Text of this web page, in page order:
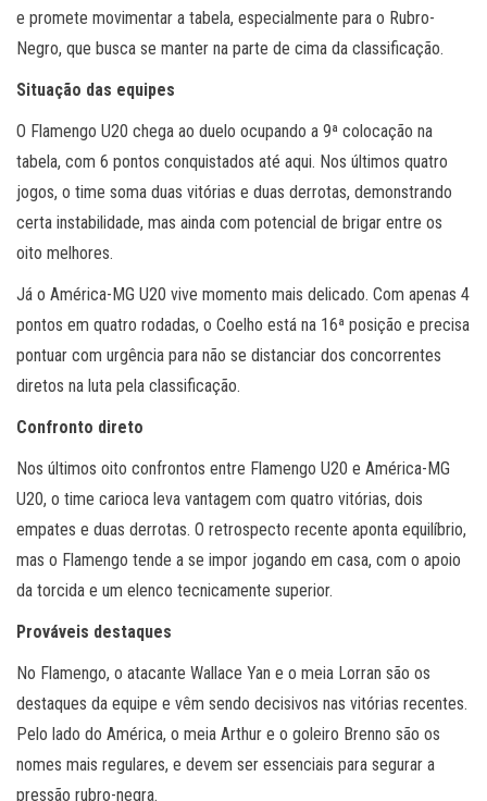
e promete movimentar a tabela, especialmente para o Rubro-
Negro, que busca se manter na parte de cima da classificação.
Situação das equipes
O Flamengo U20 chega ao duelo ocupando a 9ª colocação na
tabela, com 6 pontos conquistados até aqui. Nos últimos quatro
jogos, o time soma duas vitórias e duas derrotas, demonstrando
certa instabilidade, mas ainda com potencial de brigar entre os
oito melhores.
Já o América-MG U20 vive momento mais delicado. Com apenas 4
pontos em quatro rodadas, o Coelho está na 16ª posição e precisa
pontuar com urgência para não se distanciar dos concorrentes
diretos na luta pela classificação.
Confronto direto
Nos últimos oito confrontos entre Flamengo U20 e América-MG
U20, o time carioca leva vantagem com quatro vitórias, dois
empates e duas derrotas. O retrospecto recente aponta equilíbrio,
mas o Flamengo tende a se impor jogando em casa, com o apoio
da torcida e um elenco tecnicamente superior.
Prováveis destaques
No Flamengo, o atacante Wallace Yan e o meia Lorran são os
destaques da equipe e vêm sendo decisivos nas vitórias recentes.
Pelo lado do América, o meia Arthur e o goleiro Brenno são os
nomes mais regulares, e devem ser essenciais para segurar a
pressão rubro-negra.